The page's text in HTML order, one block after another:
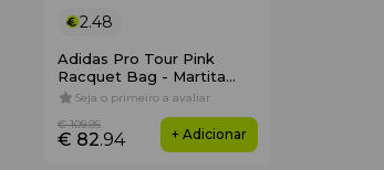
2.48
Adidas Pro Tour Pink
Racquet Bag - Martita
Ortega 2026
Seja o primeiro a avaliar
€ 82.94
€ 109.95
+ Adicionar